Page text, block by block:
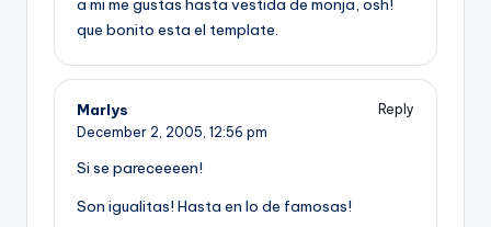
a mi me gustas hasta vestida de monja, osh!
que bonito esta el template.
Marlys
Reply
December 2, 2005, 12:56 pm
Si se pareceeeen!
Son igualitas! Hasta en lo de famosas!